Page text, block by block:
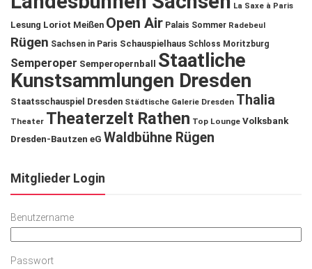
La Saxe à Paris
Lesung Loriot Meißen Open Air Palais Sommer Radebeul
Rügen Sachsen in Paris Schauspielhaus Schloss Moritzburg
Semperoper Semperopernball
Staatliche
Kunstsammlungen Dresden
Staatsschauspiel Dresden Städtische Galerie Dresden Thalia
Theater Theaterzelt Rathen Top Lounge Volksbank
Dresden-Bautzen eG Waldbühne Rügen
Mitglieder Login
Benutzername
Passwort